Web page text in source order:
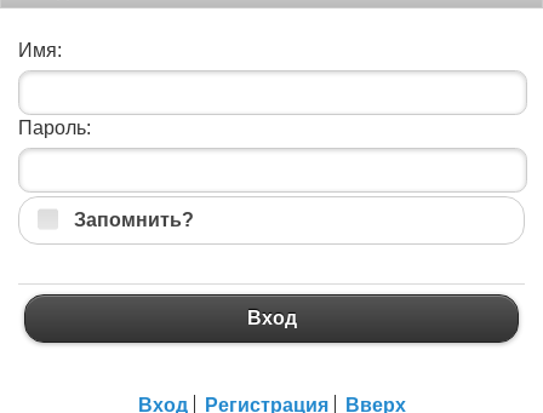
Имя:
Пароль:
Запомнить?
Вход
Вход Регистрация Вверх